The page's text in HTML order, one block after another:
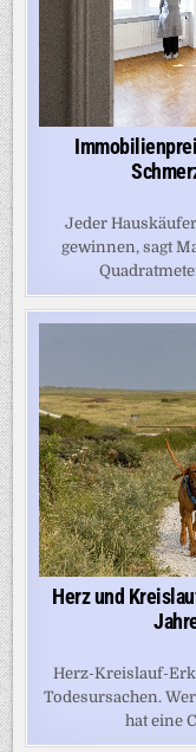
Jeder
gewinnen, sagt
Herz und
Herz-Kreislauf-
Todesursachen.
hat eine